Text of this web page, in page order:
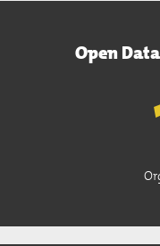
Open